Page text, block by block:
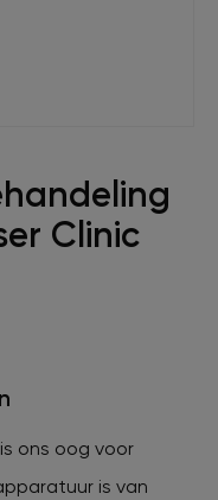
Clinic
ons oog voor
is van